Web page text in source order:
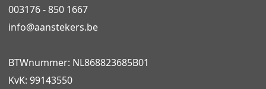
003176 - 850 1667
info@aanstekers.be
BTWnummer: NL868823685B01
KvK: 99143550